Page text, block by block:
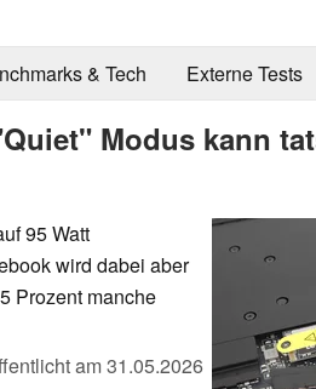
& Tech Externe Tests
Modus kann
95 Watt
wird dabei aber
Prozent manche
am31.05.2026